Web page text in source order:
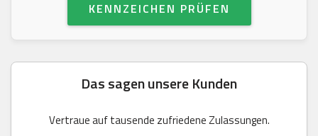
KENNZEICHEN PRÜFEN
Das sagen unsere Kunden
Vertraue auf tausende zufriedene Zulassungen.